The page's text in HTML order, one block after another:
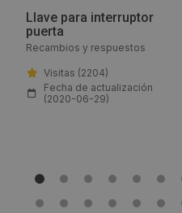
Email:
info@lfrepuestos.es
Web:
Llave para interruptor
puerta
Recambios y respuestos
Visitas (2204)
Fecha de actualización
(2020-06-29)